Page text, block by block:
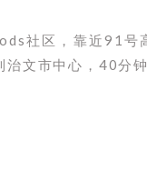
社区，靠近91号
文市中心，40分钟